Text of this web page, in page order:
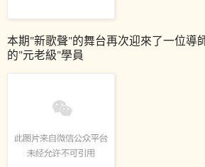
本期"新歌聲"的舞台再次迎來了一位導
的"元老級"學員